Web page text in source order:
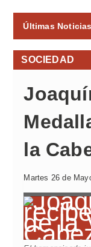
Últimas Noticias
SOCIEDAD
la
Martes 26 de